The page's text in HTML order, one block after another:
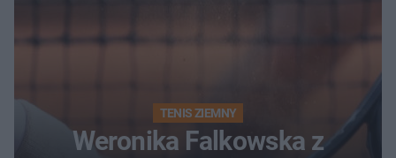
TENIS ZIEMNY
Weronika Falkowska z